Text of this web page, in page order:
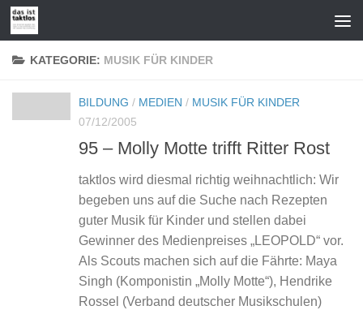
Zum Inhalt springen
KATEGORIE: MUSIK FÜR KINDER
BILDUNG / MEDIEN / MUSIK FÜR KINDER
07/12/2005
95 – Molly Motte trifft Ritter Rost
taktlos wird diesmal richtig weihnachtlich: Wir
begeben uns auf die Suche nach Rezepten
guter Musik für Kinder und stellen dabei
Gewinner des Medienpreises „LEOPOLD“ vor.
Als Scouts machen sich auf die Fährte: Maya
Singh (Komponistin „Molly Motte“), Hendrike
Rossel (Verband deutscher Musikschulen)